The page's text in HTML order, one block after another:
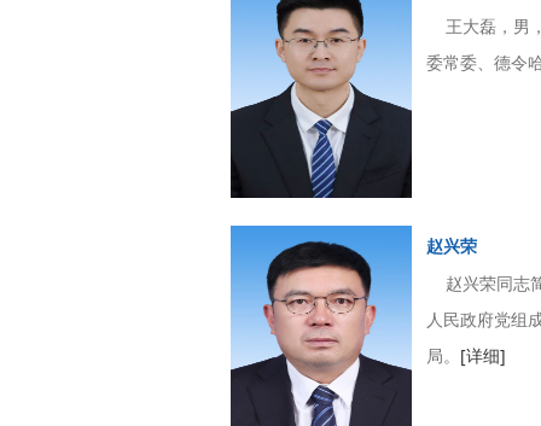
王大磊，男
委常委、德令
赵兴荣
赵兴荣同志
人民政府党组
局。 [详细]